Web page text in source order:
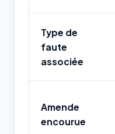
Type de
faute
associée
Amende
encourue